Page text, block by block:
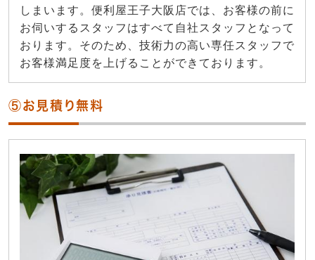
しまいます。便利屋王子大阪店では、お客様の前に
お伺いするスタッフはすべて自社スタッフとなって
おります。そのため、技術力の高い専任スタッフで
お客様満足度を上げることができております。
⑤お見積り無料